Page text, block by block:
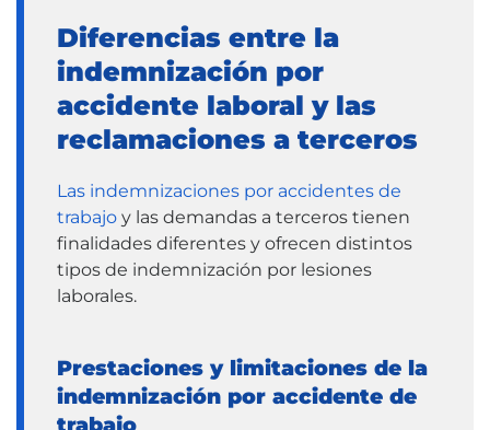
Diferencias entre la
indemnización por
accidente laboral y las
reclamaciones a terceros
Las indemnizaciones por accidentes de
trabajo y las demandas a terceros tienen
finalidades diferentes y ofrecen distintos
tipos de indemnización por lesiones
laborales.
Prestaciones y limitaciones de la
indemnización por accidente de
trabajo